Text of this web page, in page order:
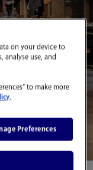
on your device to
analyse use, and
to make more
.
Preferences